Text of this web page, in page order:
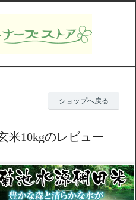
ショップへ戻る
10kgのレビュー